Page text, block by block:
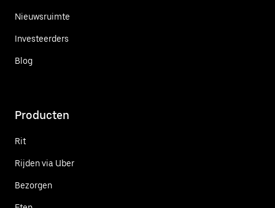
Nieuwsruimte
Investeerders
Blog
Producten
Rit
Rijden via Uber
Bezorgen